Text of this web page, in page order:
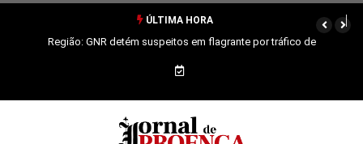
ÚLTIMA HORA
Região: GNR detém suspeitos em flagrante por tráfico de
estupefacientes